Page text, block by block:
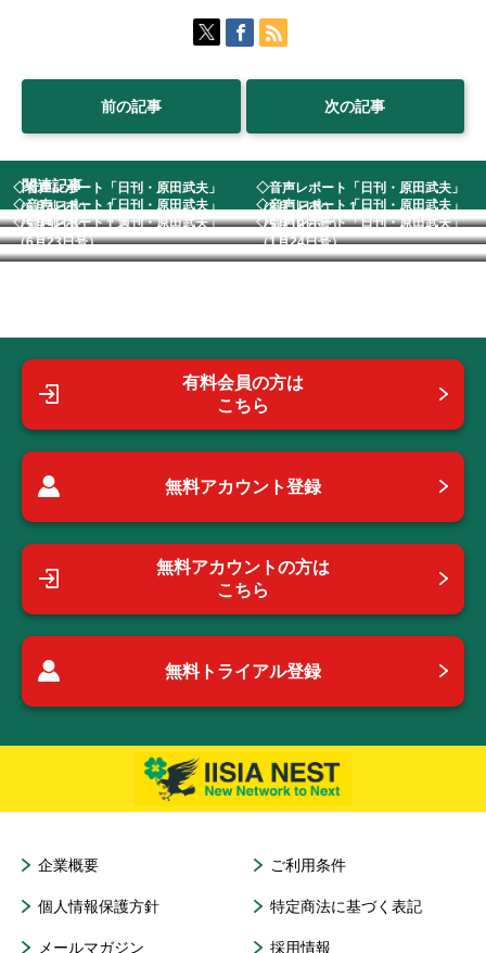
前の記事 次の記事
関連記事
◇音声レポート「日刊・原田武夫」
（6月4日号） 1...
◇音声レポート「日刊・原田武夫」
（8月1日号） 1...
◇音声レポート「日刊・原田武夫」
（5月9日号） 1...
◇音声レポート「日刊・原田武夫」
（5月18日号） ...
◇音声レポート「週刊・原田武夫」
（6月23日号） ...
◇音声レポート「日刊・原田武夫」
（1月24日号） ...
有料会員の方は
こちら
無料アカウント登録
無料アカウントの方は
こちら
無料トライアル登録
企業概要 ご利用条件
個人情報保護方針 特定商法に基づく表記
メールマガジン 採用情報